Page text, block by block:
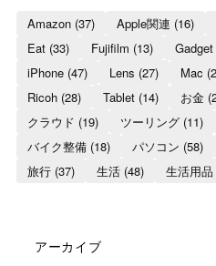
Amazon(37) Apple関連 (16)
Eat(33) Fujifilm (13) Gadget
iPhone(47) Lens (27) Mac
Ricoh(28) Tablet(14) お金
クラウド (19) ツーリング(11)
バイク整備(18) パソコン (58)
旅行(37) 生活(48) 生活用品
アーカイブ